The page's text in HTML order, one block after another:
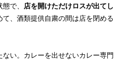
で、 店を開けただけロスが出てし
て、酒類提供自粛の間は店を閉める
い。カレーを出せないカレー専門